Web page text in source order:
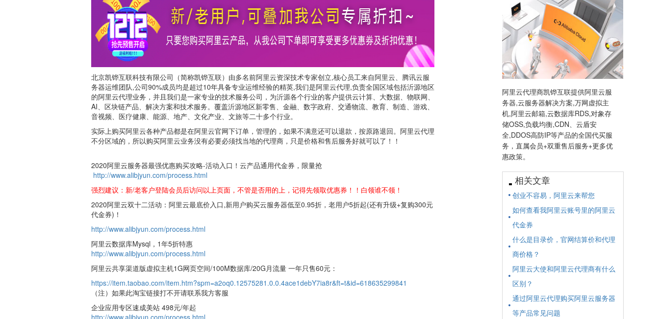
北京凯铧互联科技有限公司（简称凯铧互联）由多名前阿里云资深技术专家创立,核心员工来自阿里云、腾讯云服
务器运维团队,公司90%成员均是超过10年具备专业运维经验的精英,我们是阿里云代理,负责全国区域包括沂源地区
的阿里云代理业务，并且我们是一家专业的技术服务公司，为沂源各个行业的客户提供云计算、大数据、物联网、
AI、区块链产品、解决方案和技术服务。覆盖沂源地区新零售、金融、数字政府、交通物流、教育、制造、游戏、
音视频、医疗健康、能源、地产、文化产业、文旅等二十多个行业。
实际上购买阿里云各种产品都是在阿里云官网下订单，管理的，如果不满意还可以退款，按原路退回。阿里云代理
不分区域的，所以购买阿里云业务没有必要必须找当地的代理商，只是价格和售后服务好就可以了！！
2020阿里云服务器最强优惠购买攻略-活动入口！云产品通用代金券，限量抢
http://www.alibjyun.com/process.html
强烈建议：新/老客户登陆会员后访问以上页面，不管是否用的上，记得先领取优惠券！！白领谁不领！
2020阿里云双十二活动：阿里云最底价入口,新用户购买云服务器低至0.95折，老用户5折起(还有升级+复购300元
代金券)！
http://www.alibjyun.com/process.html
阿里云数据库Mysql，1年5折特惠
http://www.alibjyun.com/process.html
阿里云共享渠道版虚拟主机1G网页空间/100M数据库/20G月流量 一年只售60元：
https://item.taobao.com/item.htm?spm=a2oq0.12575281.0.0.4ace1debY7ia8r&ft=t&id=618635299841
（注）如果此淘宝链接打不开请联系我方客服
企业应用专区速成美站 498元/年起
http://www.alibjyun.com/process.html
阿里云代理商凯铧互联提供阿里云服
务器,云服务器解决方案,万网虚拟主
机,阿里云邮箱,云数据库RDS,对象存
储OSS,负载均衡,CDN、云盾安
全,DDOS高防IP等产品的全国代买服
务，直属会员+双重售后服务+更多优
惠政策。
相关文章
创业不容易，阿里云来帮您
如何查看我阿里云账号里的阿里云
代金券
什么是目录价，官网结算价和代理
商价格？
阿里云大使和阿里云代理商有什么
区别？
通过阿里云代理购买阿里云服务器
等产品常见问题